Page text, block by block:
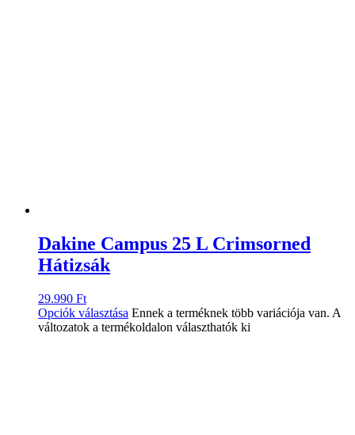
Dakine Campus 25 L Crimsorned
Hátizsák
29.990 Ft
Opciók választása Ennek a terméknek több variációja van. A
változatok a termékoldalon választhatók ki